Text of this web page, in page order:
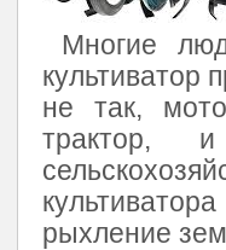
Многие
культиватор
не так,
трактор,
рыхление